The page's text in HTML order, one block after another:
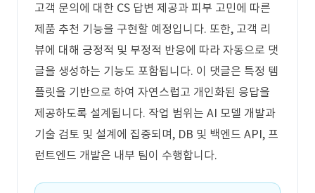
고객 문의에 대한 CS 답변 제공과 피부 고민에 따른
제품 추천 기능을 구현할 예정입니다. 또한, 고객 리
뷰에 대해 긍정적 및 부정적 반응에 따라 자동으로 댓
글을 생성하는 기능도 포함됩니다. 이 댓글은 특정 템
플릿을 기반으로 하여 자연스럽고 개인화된 응답을
제공하도록 설계됩니다. 작업 범위는 AI 모델 개발과
기술 검토 및 설계에 집중되며, DB 및 백엔드 API, 프
런트엔드 개발은 내부 팀이 수행합니다.